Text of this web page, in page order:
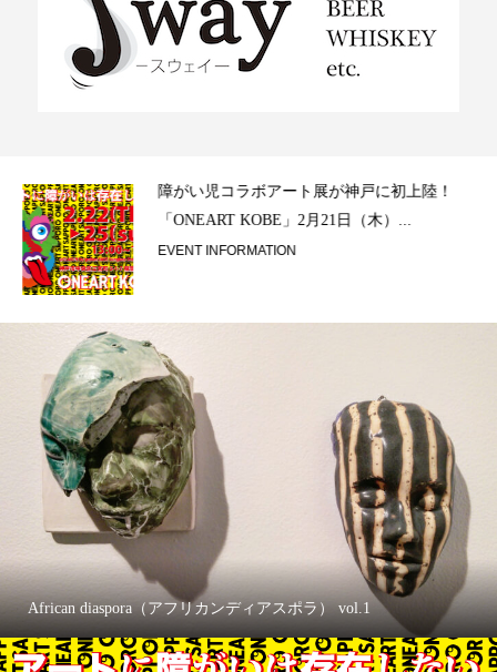
障がい児コラボアート展が神戸に初上陸！
「ONEART KOBE」2月21日（木）...
EVENT INFORMATION
African diaspora（アフリカンディアスポラ） vol.1